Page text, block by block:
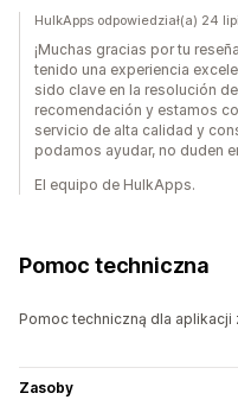
HulkApps odpowiedział(a) 24
¡Muchas gracias por tu
tenido una experiencia
sido clave en la resolución
recomendación y estamos
servicio de alta calidad y
podamos ayudar, no duden
El equipo de HulkApps.
Pomoc techniczna
Pomoc techniczną dla aplikacji
Zasoby